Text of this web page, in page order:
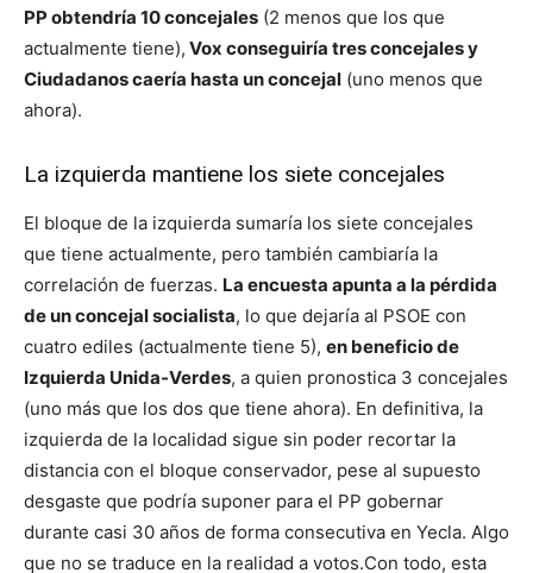
PP obtendría 10 concejales (2 menos que los que
actualmente tiene), Vox conseguiría tres concejales y
Ciudadanos caería hasta un concejal (uno menos que
ahora).
La izquierda mantiene los siete concejales
El bloque de la izquierda sumaría los siete concejales
que tiene actualmente, pero también cambiaría la
correlación de fuerzas. La encuesta apunta a la pérdida
de un concejal socialista, lo que dejaría al PSOE con
cuatro ediles (actualmente tiene 5), en beneficio de
Izquierda Unida-Verdes, a quien pronostica 3 concejales
(uno más que los dos que tiene ahora). En definitiva, la
izquierda de la localidad sigue sin poder recortar la
distancia con el bloque conservador, pese al supuesto
desgaste que podría suponer para el PP gobernar
durante casi 30 años de forma consecutiva en Yecla. Algo
que no se traduce en la realidad a votos.Con todo, esta